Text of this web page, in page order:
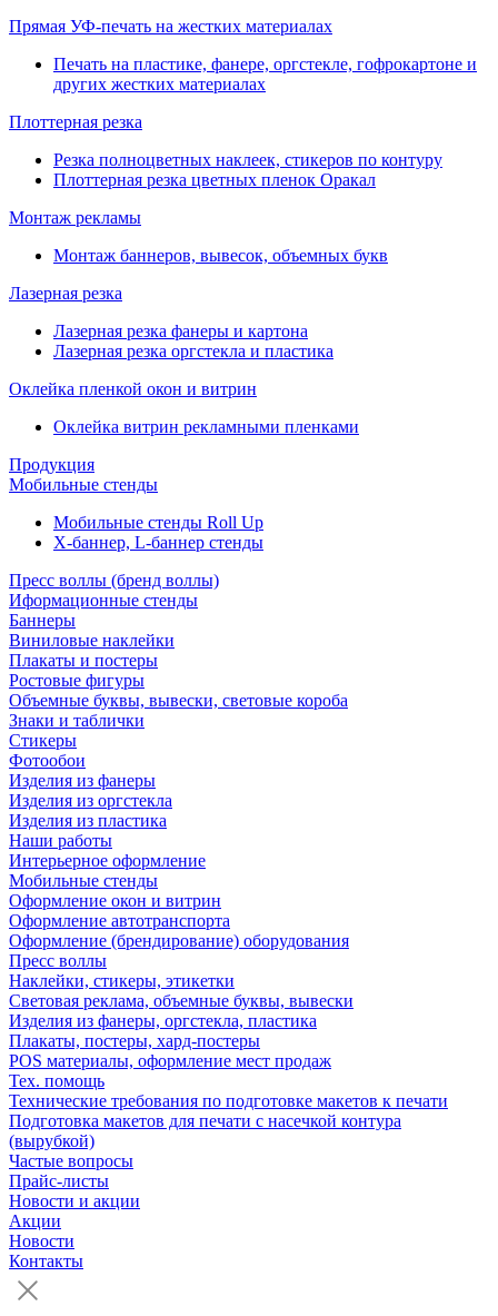
Прямая УФ-печать на жестких материалах
Печать на пластике, фанере, оргстекле, гофрокартоне и
других жестких материалах
Плоттерная резка
Резка полноцветных наклеек, стикеров по контуру
Плоттерная резка цветных пленок Оракал
Монтаж рекламы
Монтаж баннеров, вывесок, объемных букв
Лазерная резка
Лазерная резка фанеры и картона
Лазерная резка оргстекла и пластика
Оклейка пленкой окон и витрин
Оклейка витрин рекламными пленками
Продукция
Мобильные стенды
Мобильные стенды Roll Up
Х-баннер, L-баннер стенды
Пресс воллы (бренд воллы)
Иформационные стенды
Баннеры
Виниловые наклейки
Плакаты и постеры
Ростовые фигуры
Объемные буквы, вывески, световые короба
Знаки и таблички
Стикеры
Фотообои
Изделия из фанеры
Изделия из оргстекла
Изделия из пластика
Наши работы
Интерьерное оформление
Мобильные стенды
Оформление окон и витрин
Оформление автотранспорта
Оформление (брендирование) оборудования
Пресс воллы
Наклейки, стикеры, этикетки
Световая реклама, объемные буквы, вывески
Изделия из фанеры, оргстекла, пластика
Плакаты, постеры, хард-постеры
POS материалы, оформление мест продаж
Тех. помощь
Технические требования по подготовке макетов к печати
Подготовка макетов для печати с насечкой контура
(вырубкой)
Частые вопросы
Прайс-листы
Новости и акции
Акции
Новости
Контакты